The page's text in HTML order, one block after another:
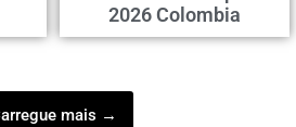
2026 Colombia
mais →